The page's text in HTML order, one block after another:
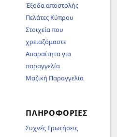
Έξοδα αποστολής
Πελάτες Κύπρου
Στοιχεία που
χρειαζόμαστε
Απαραίτητα για
παραγγελία
Μαζική Παραγγελία
ΠΛΗΡΟΦΟΡΊΕΣ
Συχνές Ερωτήσεις